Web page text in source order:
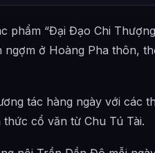
phẩm “Đại Đạo Chi
ở Hoàng Pha thôn,
tác hàng ngày với các
cổ văn từ Chu Tú Tài.